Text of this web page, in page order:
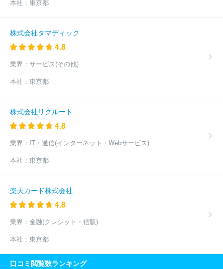
社
エア・カナダ 名鉄ゴールデン航空株式会社
国際航業株式会
社
新日本ヘリコプター株式会社
ス
鈴与ルブリカンツサービス株式会社
ジニア
株式会社中野技術
バニラ・エア株
航測社
株式会社北日本朝日航洋
ビス株式会社
新中央航空株式会社
本社： 東京都
株式会社タマディック
4.8
業界： サービス(その他)
本社： 東京都
株式会社リクルート
4.8
業界： IT・通信(インターネット・Webサービス)
本社： 東京都
楽天カード株式会社
4.8
業界： 金融(クレジット・信販)
本社： 東京都
口コミ閲覧数ランキング